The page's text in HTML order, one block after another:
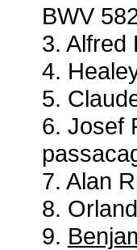
BWV
3. Alfred
4.
5.
6. Josef
7. Alan
8.
9.